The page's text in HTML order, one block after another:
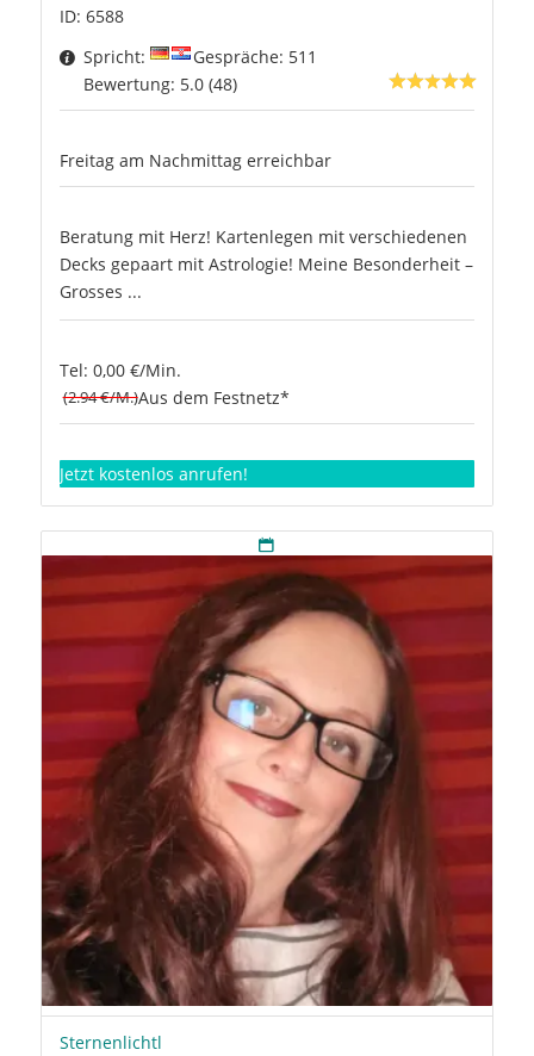
ID: 6588
Spricht:
Gespräche: 511
Bewertung: 5.0 (48)
Freitag am Nachmittag erreichbar
Beratung mit Herz! Kartenlegen mit verschiedenen
Decks gepaart mit Astrologie! Meine Besonderheit –
Grosses ...
Tel: 0,00 €/Min.
(2.94 €/M.)Aus dem Festnetz*
Jetzt kostenlos anrufen!
Sternenlichtl